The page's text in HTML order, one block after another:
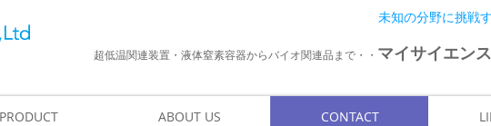
未知の分野に挑戦
超低温関連装置・液体窒素容器からバイオ関連品まで・・ マイサイエン
PRODUCT ABOUT US CONTACT